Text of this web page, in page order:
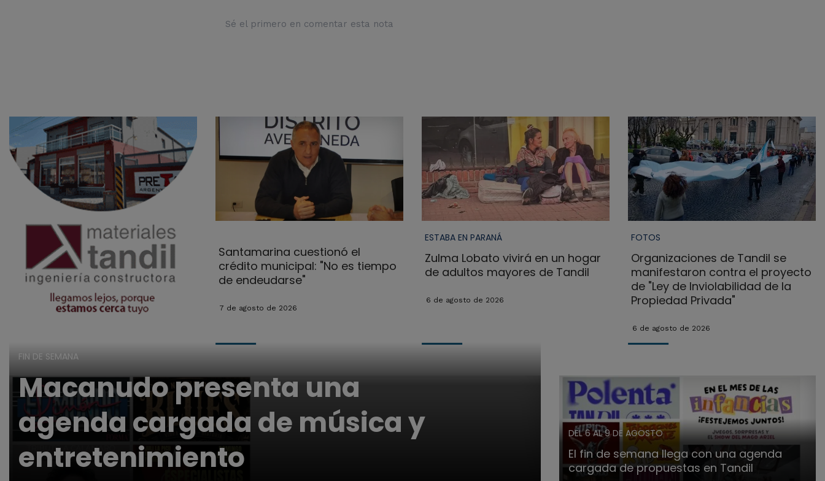
Sé el primero en comentar esta nota
Santamarina cuestionó el
crédito municipal: "No es tiempo
de endeudarse"
7 de agosto de 2026
ESTABA EN PARANÁ
Zulma Lobato vivirá en un hogar
de adultos mayores de Tandil
6 de agosto de 2026
FOTOS
Organizaciones de Tandil se
manifestaron contra el proyecto
de "Ley de Inviolabilidad de la
Propiedad Privada"
6 de agosto de 2026
FIN DE SEMANA
Macanudo presenta una
agenda cargada de música y
entretenimiento
DEL 6 AL 9 DE AGOSTO
El fin de semana llega con una agenda
cargada de propuestas en Tandil